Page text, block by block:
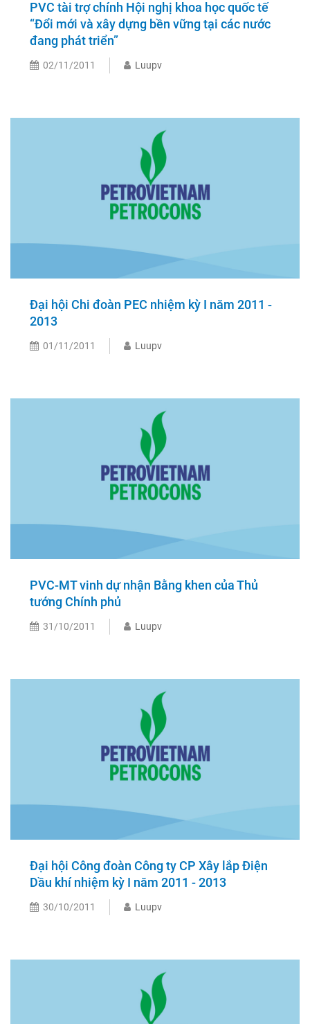
PVC tài trợ chính Hội nghị khoa học quốc tế
“Đổi mới và xây dựng bền vững tại các nước
đang phát triển”
02/11/2011 Luupv
Đại hội Chi đoàn PEC nhiệm kỳ I năm 2011 -
2013
01/11/2011 Luupv
PVC-MT vinh dự nhận Bằng khen của Thủ
tướng Chính phủ
31/10/2011 Luupv
Đại hội Công đoàn Công ty CP Xây lắp Điện
Dầu khí nhiệm kỳ I năm 2011 - 2013
30/10/2011 Luupv